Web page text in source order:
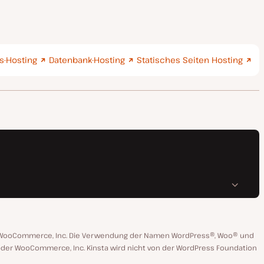
Hosting Datenbank-Hosting Statisches Seiten Hosting
Inc. Die Verwendung der Namen WordPress®, Woo® und
WooCommerce, Inc. Kinsta wird nicht von der WordPress Foundation